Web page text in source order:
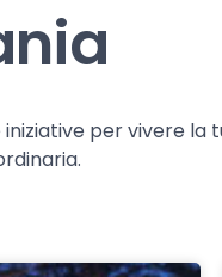
per vivere la